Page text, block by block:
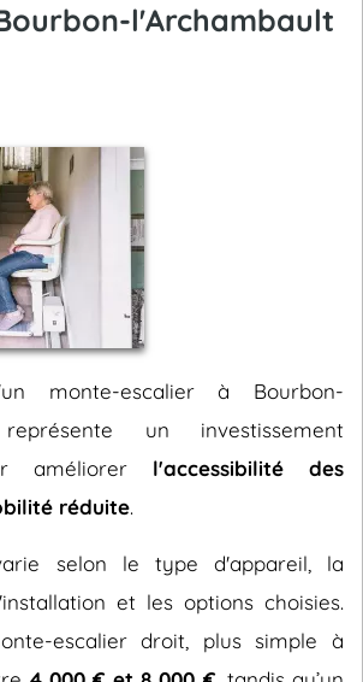
l'Archambault
monte-escalier à Bourbon-
un investissement
améliorer l'accessibilité des
réduite.
selon le type d'appareil, la
et les options choisies.
escalier droit, plus simple à